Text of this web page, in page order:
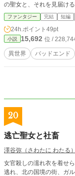
の聖女と、それを見届け
ファンタジー。
ファンタジー 完結 短編
24h.ポイント 49pt
小説 15,692 位 /
異世界 バッドエンド
20
逃亡聖女と社畜
澤谷弥（さわたに わたる）
女官殺しの濡れ衣を着せ
逃れ、北の国境の街、ガ